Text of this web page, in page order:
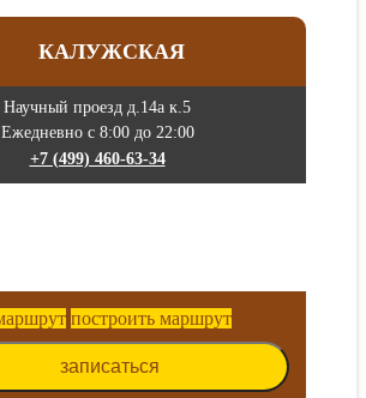
КАЛУЖСКАЯ
Научный проезд д.14а к.5
Ежедневно с 8:00 до 22:00
+7 (499) 460-63-34
построить маршрут
записаться